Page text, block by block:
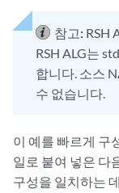
참고: RSH
RSH ALG는
합니다. 소스
수 없습니다.
이 예를 빠르게 구
일로 붙여 넣은 다
구성을 일치하는